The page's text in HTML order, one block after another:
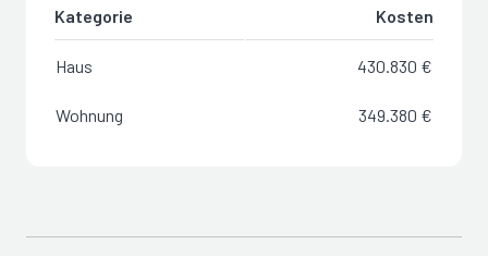
Kategorie Kosten
Haus 430.830 €
Wohnung 349.380 €